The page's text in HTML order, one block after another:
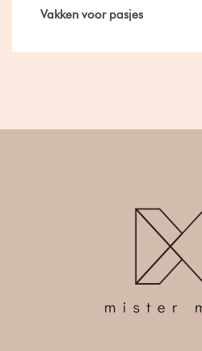
Vakken voor pasjes